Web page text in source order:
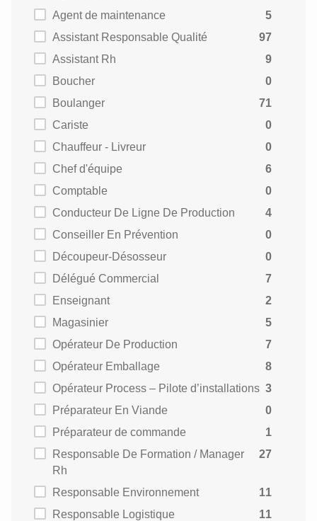
Agent de maintenance
5
Assistant Responsable Qualité
97
Assistant Rh
9
Boucher
0
Boulanger
71
Cariste
0
Chauffeur - Livreur
0
Chef d'équipe
6
Comptable
0
Conducteur De Ligne De Production
4
Conseiller En Prévention
0
Découpeur-Désosseur
0
Délégué Commercial
7
Enseignant
2
Magasinier
5
Opérateur De Production
7
Opérateur Emballage
8
Opérateur Process – Pilote d’installations 3
Préparateur En Viande
0
Préparateur de commande
1
Responsable De Formation / Manager
Rh
27
Responsable Environnement
11
Responsable Logistique
11